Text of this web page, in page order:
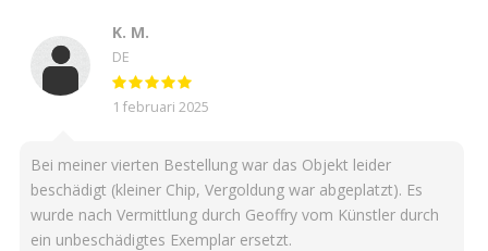
K. M.
DE
1 februari 2025
Bei meiner vierten Bestellung war das Objekt leider
beschädigt (kleiner Chip, Vergoldung war abgeplatzt). Es
wurde nach Vermittlung durch Geoffry vom Künstler durch
ein unbeschädigtes Exemplar ersetzt.